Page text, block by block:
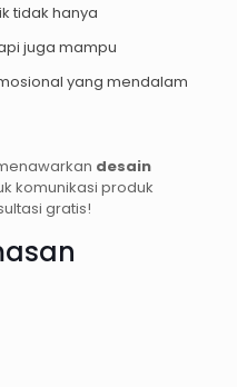
tidak hanya
juga mampu
yang mendalam
desain
komunikasi produk
gratis!